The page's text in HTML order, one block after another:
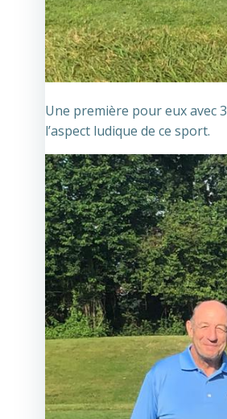
Une première pour eux avec
l’aspect ludique de ce sport.